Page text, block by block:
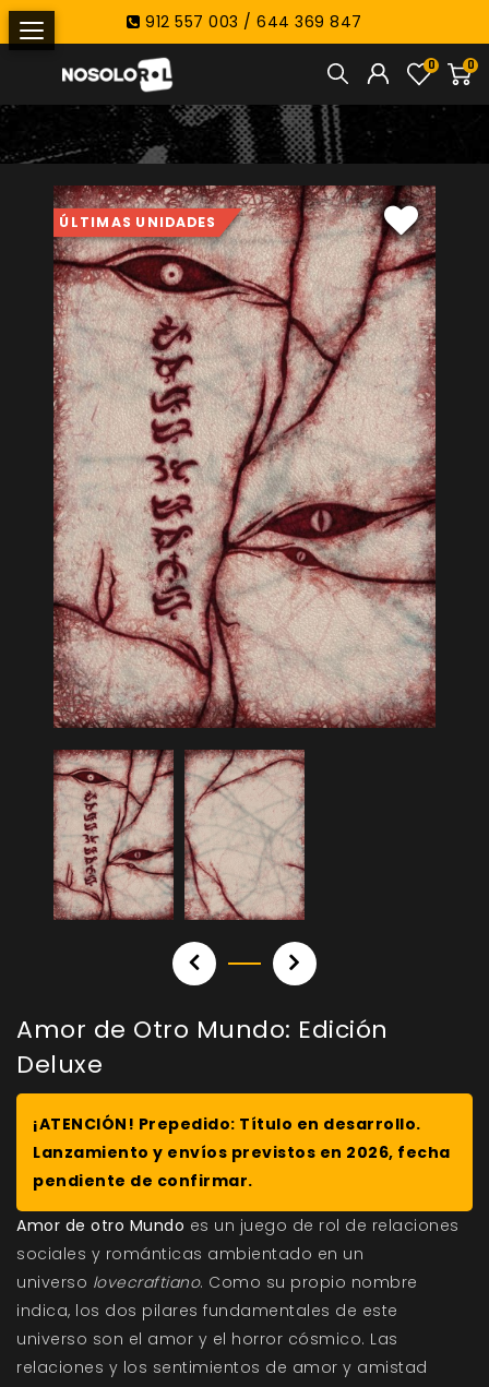
912 557 003 / 644 369 847
0
0
ÚLTIMAS UNIDADES
Amor de Otro Mundo: Edición
Deluxe
¡ATENCIÓN! Prepedido: Título en desarrollo.
Lanzamiento y envíos previstos en 2026, fecha
pendiente de confirmar.
Amor de otro Mundo es un juego de rol de relaciones
sociales y románticas ambientado en un
universo lovecraftiano. Como su propio nombre
indica, los dos pilares fundamentales de este
universo son el amor y el horror cósmico. Las
relaciones y los sentimientos de amor y amistad